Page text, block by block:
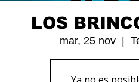
LOS
mar, 25 nov